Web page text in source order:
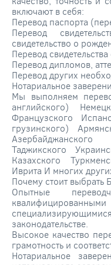
включают в себя:
Перевод паспорта
Перевод
свидетельство о
Перевод
Перевод дипломов,
Перевод других
Нотариальное
Мы выполняем
английского)
Французского
грузинского)
Таджикского
Казахского
Иврита И многих
Почему стоит выбрать
Опытные
законодательстве.
Высокое качество
грамотность и
Нотариальное